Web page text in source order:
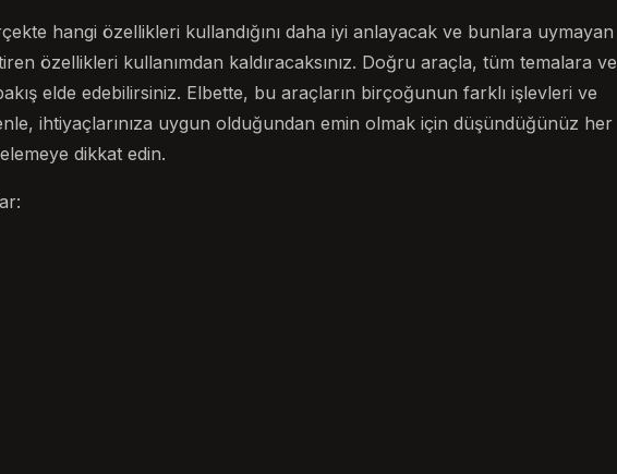
hangi özellikleri kullandığını daha iyi anlayacak ve bunlara uymayan
özellikleri kullanımdan kaldıracaksınız. Doğru araçla, tüm temalara ve
elde edebilirsiniz. Elbette, bu araçların birçoğunun farklı işlevleri ve
ihtiyaçlarınıza uygun olduğundan emin olmak için düşündüğünüz her
dikkat edin.